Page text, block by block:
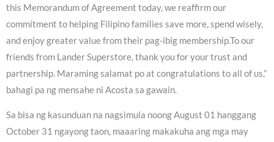
this Memorandum of Agreement today, we reaffirm our
commitment to helping Filipino families save more, spend wisely,
and enjoy greater value from their pag-ibig membership.To our
friends from Lander Superstore, thank you for your trust and
partnership. Maraming salamat po at congratulations to all of us,”
bahagi pa ng mensahe ni Acosta sa gawain.
Sa bisa ng kasunduan na nagsimula noong August 01 hanggang
October 31 ngayong taon, maaaring makakuha ang mga may